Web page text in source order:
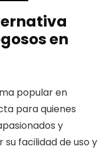
en
popular en
para quienes
y
facilidad de uso y